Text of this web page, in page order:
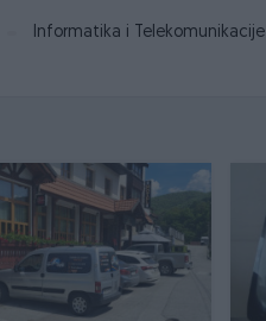
Informatika i Telekomunikacije